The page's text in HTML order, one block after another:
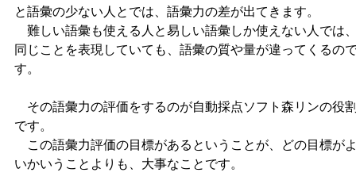
と語彙の少ない人とでは、語彙力の差が出てきます。
難しい語彙も使える人と易しい語彙しか使えない人では
同じことを表現していても、語彙の質や量が違ってくるの
す。
その語彙力の評価をするのが自動採点ソフト森リンの役
です。
この語彙力評価の目標があるということが、どの目標が
いかいうことよりも、大事なことです。